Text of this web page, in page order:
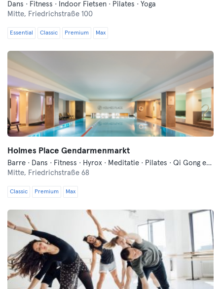
Dans · Fitness · Indoor Fietsen · Pilates · Yoga
Mitte, Friedrichstraße 100
Essential Classic Premium Max
Holmes Place Gendarmenmarkt
Barre · Dans · Fitness · Hyrox · Meditatie · Pilates · Qi Gong en Tai Chi · Sauna · Yoga · Zwemmen
Mitte, Friedrichstraße 68
Classic Premium Max